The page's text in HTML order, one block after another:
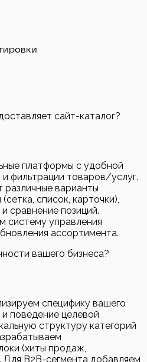
сайт-каталог?
платформы с удобной
фильтрации товаров/услуг.
варианты
список, карточки),
сравнение позиций.
систему управления
ассортимента.
вашего бизнеса?
специфику вашего
поведение целевой
структуру категорий
(хиты продаж,
B2B-сегмента добавляем